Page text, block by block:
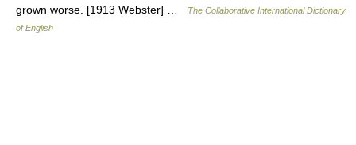
grown worse. [1913 Webster] …
The Collaborative International Dictionary
of English